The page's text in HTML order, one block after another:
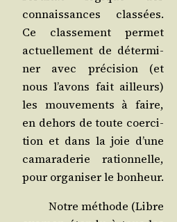
connais­sances clas­sées.
Ce clas­se­ment per­met
actuel­le­ment de déter­mi­
ner avec pré­ci­sion (et
nous l’a­vons fait ailleurs)
les mou­ve­ments à faire,
en dehors de toute coer­ci­
tion et dans la joie d’une
cama­ra­de­rie ration­nelle,
pour orga­ni­ser le bonheur.
Notre méthode (Libre